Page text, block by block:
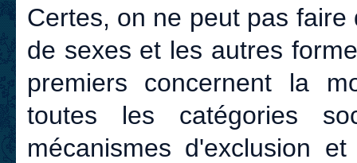
Certes, on ne peut pas
de sexes et les autres
premiers concernent la
toutes les catégories
mécanismes d'exclusion